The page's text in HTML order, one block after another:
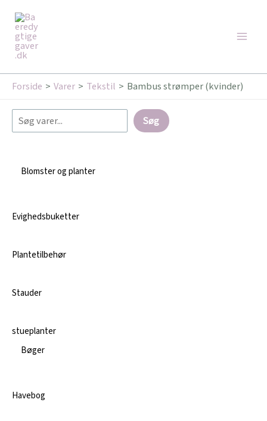
indholdet
Forside Varer Tekstil Bambus strømper (kvinder)
Søg
Søg
Blomster og planter
Evighedsbuketter
Plantetilbehør
Stauder
stueplanter
Bøger
Havebog